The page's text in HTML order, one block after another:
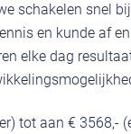
schakelen snel
en kunde af
elke dag
tot aan € 3568,-